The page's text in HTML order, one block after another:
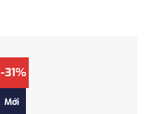
-31%
Mới